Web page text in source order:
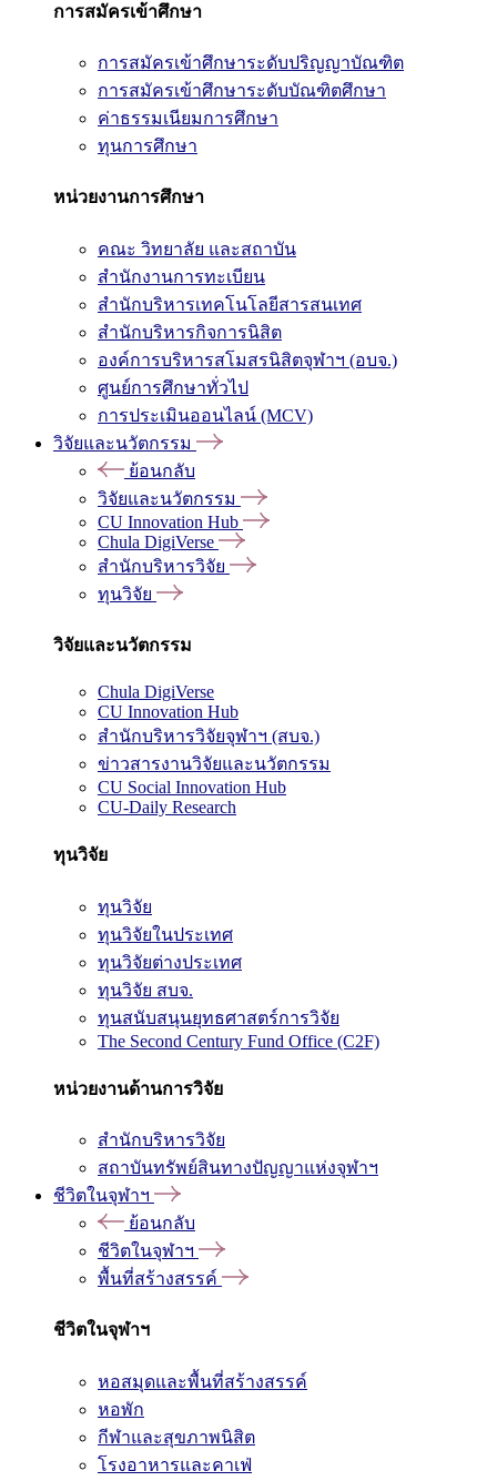
การสมัครเข้าศึกษา
การสมัครเข้าศึกษาระดับปริญญาบัณฑิต
การสมัครเข้าศึกษาระดับบัณฑิตศึกษา
ค่าธรรมเนียมการศึกษา
ทุนการศึกษา
หน่วยงานการศึกษา
คณะ วิทยาลัย และสถาบัน
สำนักงานการทะเบียน
สำนักบริหารเทคโนโลยีสารสนเทศ
สำนักบริหารกิจการนิสิต
องค์การบริหารสโมสรนิสิตจุฬาฯ (อบจ.)
ศูนย์การศึกษาทั่วไป
การประเมินออนไลน์ (MCV)
วิจัยและนวัตกรรม
ย้อนกลับ
วิจัยและนวัตกรรม
CU Innovation Hub
Chula DigiVerse
สำนักบริหารวิจัย
ทุนวิจัย
วิจัยและนวัตกรรม
Chula DigiVerse
CU Innovation Hub
สำนักบริหารวิจัยจุฬาฯ (สบจ.)
ข่าวสารงานวิจัยและนวัตกรรม
CU Social Innovation Hub
CU-Daily Research
ทุนวิจัย
ทุนวิจัย
ทุนวิจัยในประเทศ
ทุนวิจัยต่างประเทศ
ทุนวิจัย สบจ.
ทุนสนับสนุนยุทธศาสตร์การวิจัย
The Second Century Fund Office (C2F)
หน่วยงานด้านการวิจัย
สำนักบริหารวิจัย
สถาบันทรัพย์สินทางปัญญาแห่งจุฬาฯ
ชีวิตในจุฬาฯ
ย้อนกลับ
ชีวิตในจุฬาฯ
พื้นที่สร้างสรรค์
ชีวิตในจุฬาฯ
หอสมุดและพื้นที่สร้างสรรค์
หอพัก
กีฬาและสุขภาพนิสิต
โรงอาหารและคาเฟ่